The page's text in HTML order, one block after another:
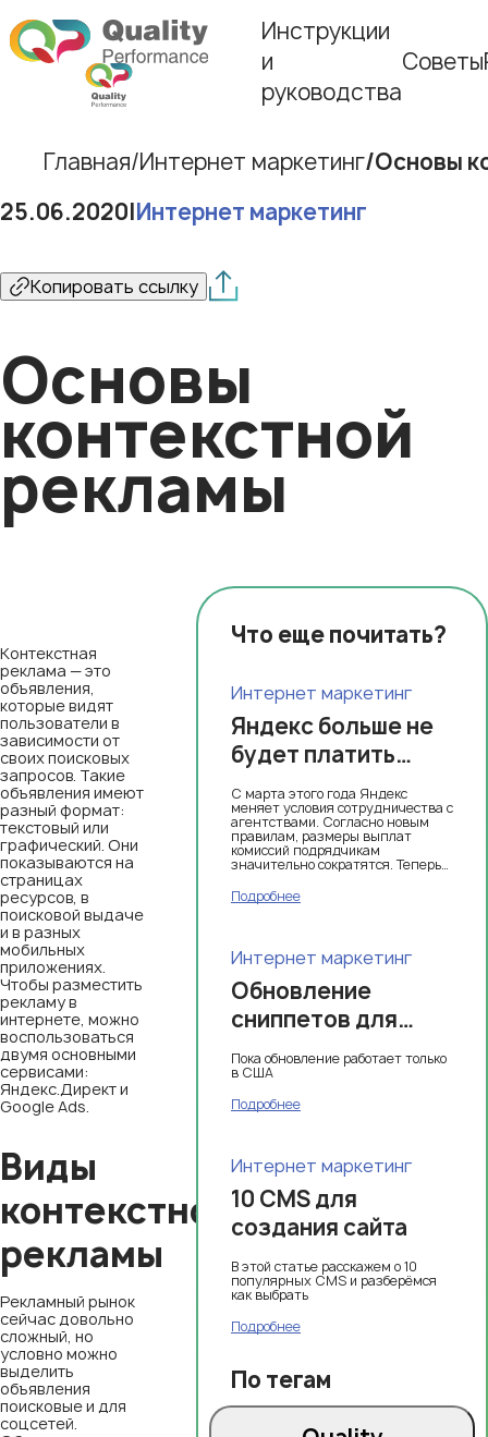
Инструкции
и
руководства
Советы
Главная Интернет маркетинг Основы
25.06.2020|Интернет маркетинг
Копировать ссылку
Основы
контекстной
рекламы
Что еще почитать?
Интернет маркетинг
Яндекс больше не
будет платить
агентскую
комиссию за
Яндекс Директ
С марта этого года Яндекс
меняет условия сотрудничества с
агентствами. Согласно новым
правилам, размеры выплат
комиссий подрядчикам
значительно сократятся. Теперь
оборота клиента и составит
примерно 3-5%
Подробнее
Интернет маркетинг
Обновление
сниппетов для
магазинов в Google
Пока обновление работает только
в США
Подробнее
Интернет маркетинг
10 CMS для
создания сайта
В этой статье расскажем о 10
популярных CMS и разберёмся
как выбрать
Подробнее
По тегам
Контекстная
реклама — это
объявления,
которые видят
пользователи в
зависимости от
своих поисковых
запросов. Такие
объявления имеют
разный формат:
текстовый или
графический. Они
показываются на
страницах
ресурсов, в
поисковой выдаче
и в разных
мобильных
приложениях.
Чтобы разместить
рекламу в
интернете, можно
воспользоваться
двумя основными
сервисами:
Яндекс.Директ и
Google Ads.
Виды
контекстной
рекламы
Рекламный рынок
сейчас довольно
сложный, но
условно можно
выделить
объявления
поисковые и для
соцсетей.